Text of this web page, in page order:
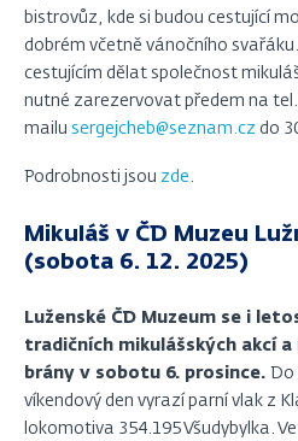
bistrovůz, kde si budou cestující
dobrém včetně vánočního svařáku.
cestujícím dělat společnost
nutné zarezervovat předem na
mailu sergejcheb@seznam.cz do
Podrobnosti jsou zde.
Mikuláš v ČD Muzeu
(sobota 6. 12. 2025)
Luženské ČD Muzeum se i
tradičních mikulášských akcí
brány v sobotu 6. prosince.
víkendový den vyrazí parní vlak z
lokomotiva 354.195 Všudybylka.